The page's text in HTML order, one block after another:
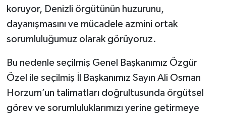
koruyor, Denizli örgütünün huzurunu,
dayanışmasını ve mücadele azmini ortak
sorumluluğumuz olarak görüyoruz.
Bu nedenle seçilmiş Genel Başkanımız Özgür
Özel ile seçilmiş İl Başkanımız Sayın Ali Osman
Horzum’un talimatları doğrultusunda örgütsel
görev ve sorumluluklarımızı yerine getirmeye